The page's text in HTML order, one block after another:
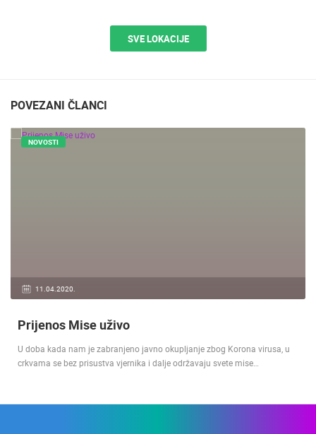
SVE LOKACIJE
POVEZANI ČLANCI
11.04.2020.
NOVOSTI
Prijenos Mise uživo
U doba kada nam je zabranjeno javno okupljanje zbog Korona virusa, u
crkvama se bez prisustva vjernika i dalje održavaju svete mise…